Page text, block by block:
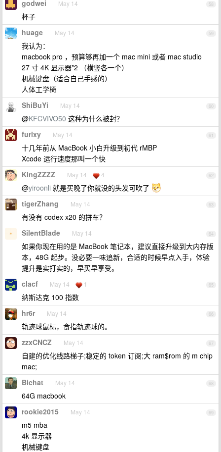
58
godwei May 14
杯子
59
huage May 14
我认为：
macbook pro ，预算够再加一个 mac mini 或者 mac studio
27 寸 4K 显示器*2 （横竖各一个）
机械键盘（适合自己手感的）
人体工学椅
60
ShiBuYi May 14
@KFCVIVO50 这种为什么被封？
61
furlxy May 14
十几年前从 MacBook 小白升级到初代 rMBP
Xcode 运行速度那叫一个快
62
KingZZZZ May 14 4
@yiroonli 就是买晚了你就没的头发可吹了
63
tigerZhang May 14
有没有 codex x20 的拼车？
64
SilentBlade May 14
如果你现在用的是 MacBook 笔记本，建议直接升级到大内存版
本，48G 起步。没必要一味追新，合适的时候早点入手，体验
提升是实打实的，早买早享受。
65
clacf May 14 1
纳斯达克 100 指数
66
hr6r May 14
轨迹球鼠标，食指轨迹球的。
67
zzxCNCZ May 14
自建的优化线路梯子;稳定的 token 订阅;大 ram$rom 的 m chip
mac;
68
Bichat May 14
64G macbook
69
rookie2015 May 14
m5 mba
4k 显示器
机械键盘